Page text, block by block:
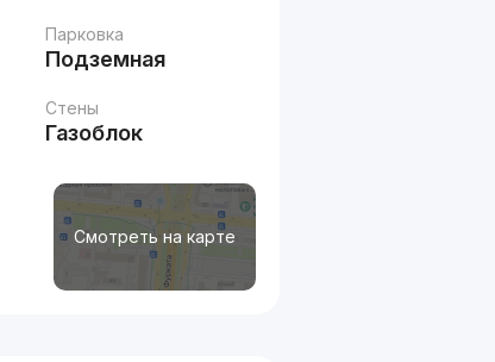
Парковка
Подземная
Стены
Газоблок
Смотреть на карте